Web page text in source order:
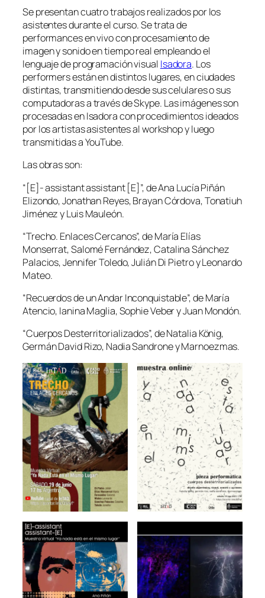
Se presentan cuatro trabajos realizados por los
asistentes durante el curso. Se trata de
performances en vivo con procesamiento de
imagen y sonido en tiempo real empleando el
lenguaje de programación visual Isadora. Los
performers están en distintos lugares, en ciudades
distintas, transmitiendo desde sus celulares o sus
computadoras a través de Skype. Las imágenes son
procesadas en Isadora con procedimientos ideados
por los artistas asistentes al workshop y luego
transmitidas a YouTube.
Las obras son:
“[E]- assistant assistant [E]”, de Ana Lucía Piñán
Elizondo, Jonathan Reyes, Brayan Córdova, Tonatiuh
Jiménez y Luis Mauleón.
“Trecho. Enlaces Cercanos”, de María Elías
Monserrat, Salomé Fernández, Catalina Sánchez
Palacios, Jennifer Toledo, Julián Di Pietro y Leonardo
Mateo.
“Recuerdos de un Andar Inconquistable”, de María
Atencio, Ianina Maglia, Sophie Veber y Juan Mondón.
“Cuerpos Desterritorializados”, de Natalia König,
Germán David Rizo, Nadia Sandrone y Marnoezmas.